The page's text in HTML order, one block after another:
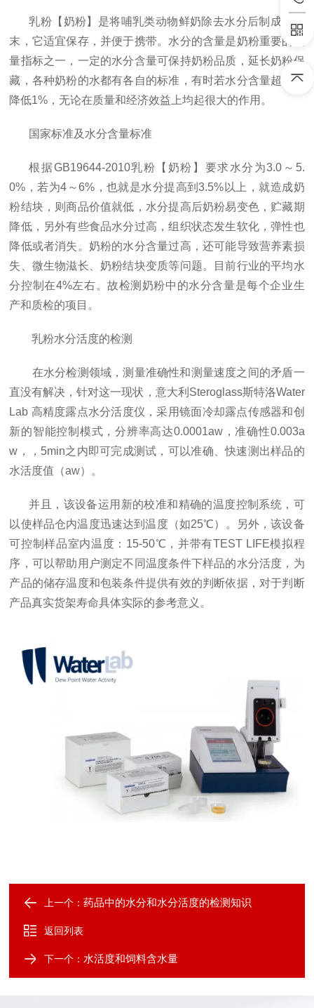
乳粉【奶粉】是将哺乳类动物鲜奶除去水分后制成的粉
末，它适宜保存，并便于携带。水分的含量是奶粉重要的质
量指标之一，一定的水分含量可保持奶粉品质，延长奶粉保
藏，各种奶粉的水都有各自的标准，有时若水分含量超过或
降低1%，无论在质量和经济效益上均起很大的作用。
国家标准及水分含量标准
根据GB19644-2010乳粉【奶粉】要求水分为3.0～5.
0%，若为4～6%，也就是水分提高到3.5%以上，就造成奶
粉结块，则商品价值就低，水分提高后奶粉易变色，贮藏期
降低，另外有些食品水分过高，组织状态发生软化，弹性也
降低或者消失。奶粉的水分含量过高，还可能导致营养素损
失、微生物滋长、奶粉结块变质等问题。目前行业的平均水
分控制在4%左右。故检测奶粉中的水分含量是每个企业生
产和质检的项目。
乳粉水分活度的检测
在水分检测领域，测量准确性和测量速度之间的矛盾一
直没有解决，针对这一现状， 意大利 Steroglass斯特洛Water
Lab 高精度露点水分活度仪，采用镜面冷却露点传感器和创
新的智能控制模式，分辨率高达0.0001aw，准确性0.003a
w，，5min之内即可完成测试，可以准确、快速测出样品的
水活度值（aw）。
并且，该设备运用新的校准和精确的温度控制系统，可
以使样品仓内温度迅速达到温度（如25℃）。
另外，该设备
可控制样品室内温度： 15-50℃，并带有TEST LIFE模拟程
序，可以帮助用户测定不同温度条件下样品的水分活度，为
产品的储存温度和包装条件提供有效的判断依据，对于判断
产品真实货架寿命具体实际的参考意义。
上一个：药品中的水分和水分活度的检测知识
返回列表
下一个： 水活度和饲料含水量